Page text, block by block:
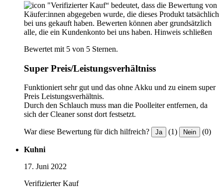
"Verifizierter Kauf“ bedeutet, dass die Bewertung von
Käufer:innen abgegeben wurde, die dieses Produkt tatsächlich
bei uns gekauft haben. Bewerten können aber grundsätzlich
alle, die ein Kundenkonto bei uns haben. Hinweis schließen
Bewertet mit 5 von 5 Sternen.
Super Preis/Leistungsverhältniss
Funktioniert sehr gut und das ohne Akku und zu einem super
Preis Leistungsverhältnis.
Durch den Schlauch muss man die Poolleiter entfernen, da
sich der Cleaner sonst dort festsetzt.
War diese Bewertung für dich hilfreich? Ja (1) Nein (0)
Kuhni
17. Juni 2022
Verifizierter Kauf